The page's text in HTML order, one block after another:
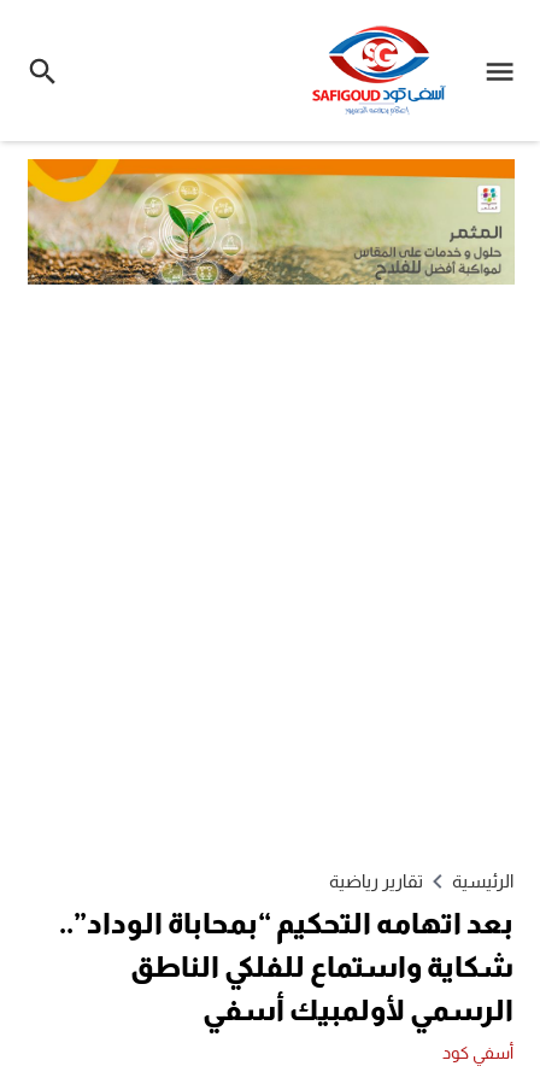
الرئيسية تقارير رياضية
بعد اتهامه التحكيم “بمحاباة الوداد”..
شكاية واستماع للفلكي الناطق
الرسمي لأولمبيك أسفي
أسفي كود